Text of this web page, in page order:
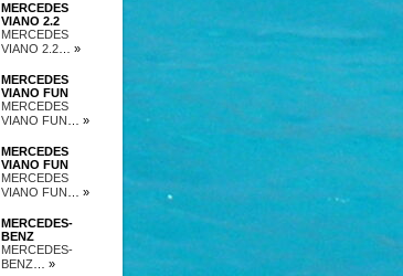
MERCEDES
VIANO 2.2
MERCEDES
VIANO 2.2 … »
MERCEDES
VIANO FUN
MERCEDES
VIANO FUN … »
MERCEDES
VIANO FUN
MERCEDES
VIANO FUN … »
MERCEDES-
BENZ
MERCEDES-
BENZ … »